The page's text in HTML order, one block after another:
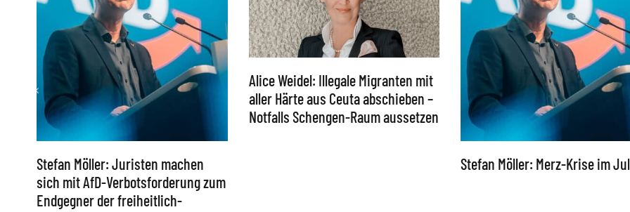
Stefan Möller: Juristen machen
sich mit AfD-Verbotsforderung zum
Endgegner der freiheitlich-
Alice Weidel: Illegale Migranten mit
aller Härte aus Ceuta abschieben –
Notfalls Schengen-Raum aussetzen
Stefan Möller: Merz-Krise im